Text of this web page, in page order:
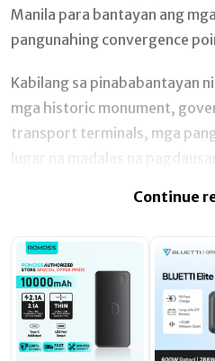
Manila para bantayan ang mga
pangunahing convergence
Kabilang sa pinababantayan
mga historic monument,
transport terminals, mga
Continue